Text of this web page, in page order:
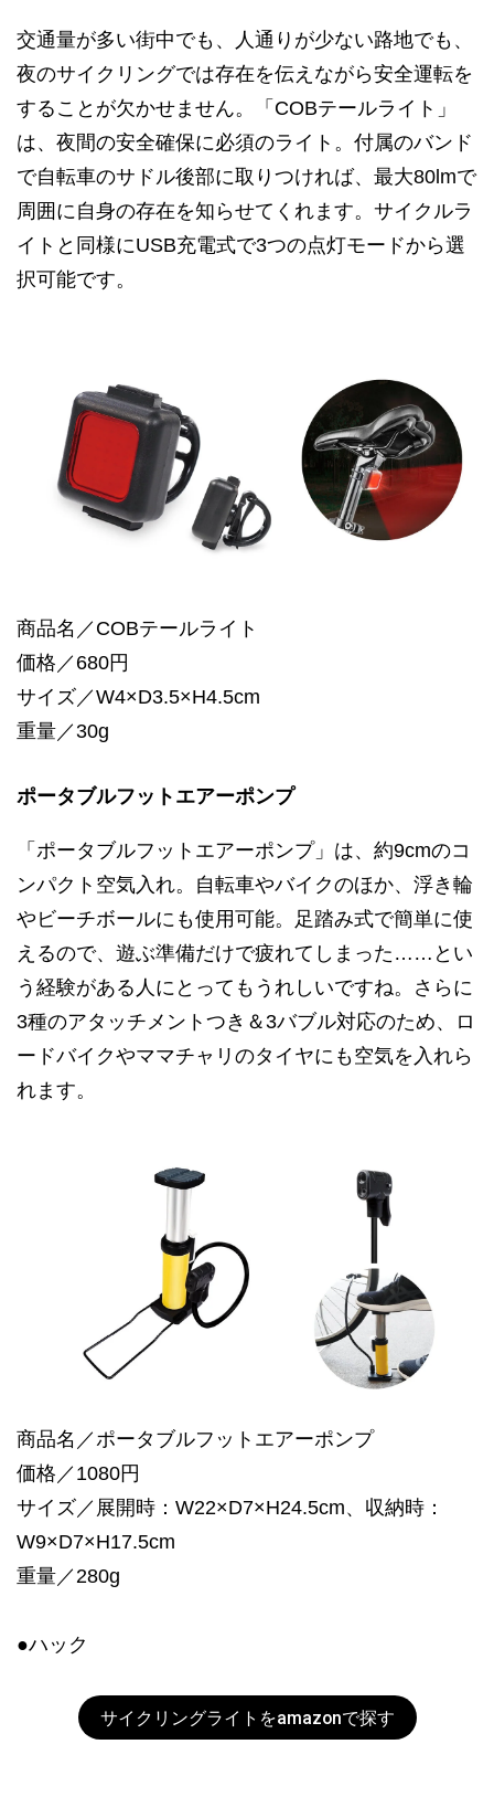
交通量が多い街中でも、人通りが少ない路地でも、
夜のサイクリングでは存在を伝えながら安全運転を
することが欠かせません。「COBテールライト」
は、夜間の安全確保に必須のライト。付属のバンド
で自転車のサドル後部に取りつければ、最大80lmで
周囲に自身の存在を知らせてくれます。サイクルラ
イトと同様にUSB充電式で3つの点灯モードから選
択可能です。
商品名／COBテールライト
価格／680円
サイズ／W4×D3.5×H4.5cm
重量／30g
ポータブルフットエアーポンプ
「ポータブルフットエアーポンプ」は、約9cmのコ
ンパクト空気入れ。自転車やバイクのほか、浮き輪
やビーチボールにも使用可能。足踏み式で簡単に使
えるので、遊ぶ準備だけで疲れてしまった……とい
う経験がある人にとってもうれしいですね。さらに
3種のアタッチメントつき＆3バブル対応のため、ロ
ードバイクやママチャリのタイヤにも空気を入れら
れます。
商品名／ポータブルフットエアーポンプ
価格／1080円
サイズ／展開時：W22×D7×H24.5cm、収納時：
W9×D7×H17.5cm
重量／280g
●ハック
サイクリングライトをamazonで探す